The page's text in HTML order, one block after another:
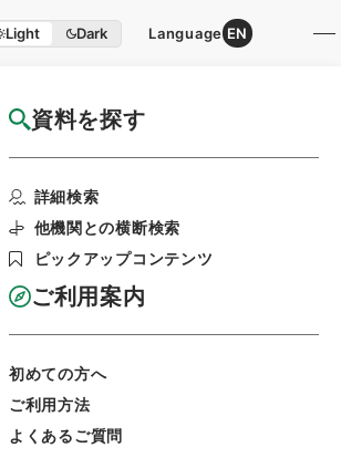
Light Dark Language EN
資料を探す
詳細検索
他機関との横断検索
ピックアップコンテンツ
ご利用案内
初めての方へ
ご利用方法
よくあるご質問
国立公文書館HP利用案内
全ての情報